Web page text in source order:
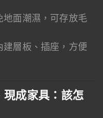
面潮濕，可存放毛
層板、插座，方便
成家具：該怎